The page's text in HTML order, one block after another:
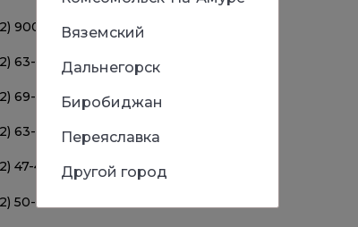
900-111 Нет в наличии.
63-39-83 Нет в наличии.
69-93-93 Нет в наличии.
63-22-47 Нет в наличии.
47-44-66 Нет в наличии.
50-67-37
Вяземский
Дальнегорск
Биробиджан
Переяславка
Другой город